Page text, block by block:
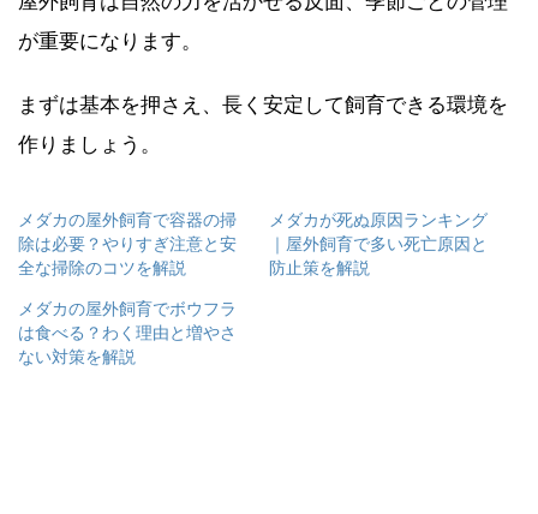
が重要になります。
まずは基本を押さえ、長く安定して飼育できる環境を
作りましょう。
メダカの屋外飼育で容器の掃
除は必要？やりすぎ注意と安
全な掃除のコツを解説
メダカが死ぬ原因ランキング
｜屋外飼育で多い死亡原因と
防止策を解説
メダカの屋外飼育でボウフラ
は食べる？わく理由と増やさ
ない対策を解説